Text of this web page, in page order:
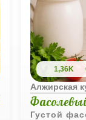
1,36K
Алжирская
Густой